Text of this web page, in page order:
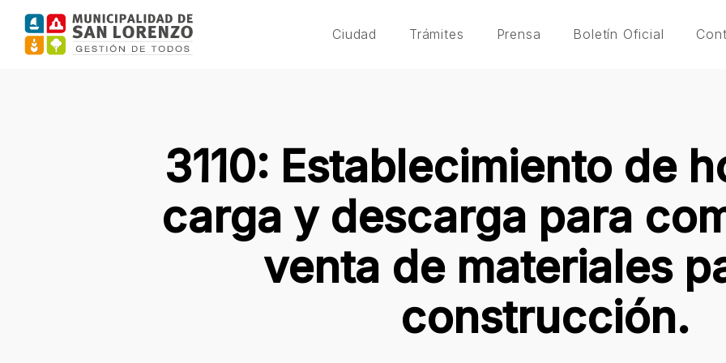
Skip
main
Ciudad Trámites Prensa Boletín Oficial
3110: Establecimiento de
carga y descarga para
venta de materiales
construcción.